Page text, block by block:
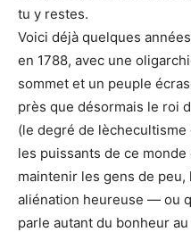
tu y restes.
Voici déjà quelques
en 1788, avec une
sommet et un peuple
près que désormais le roi
(le degré de lèchecultisme
les puissants de ce
maintenir les gens de
aliénation heureuse — ou
parle autant du bonheur